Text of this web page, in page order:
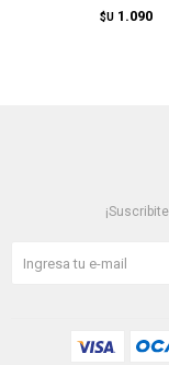
$U 1.090